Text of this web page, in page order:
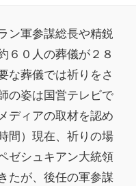
ン軍参謀総長や精鋭
６０人の葬儀が２８
な葬儀では祈りをさ
の姿は国営テレビで
ディアの取材を認め
間）現在、祈りの場
ゼシュキアン大統領
たが、後任の軍参謀